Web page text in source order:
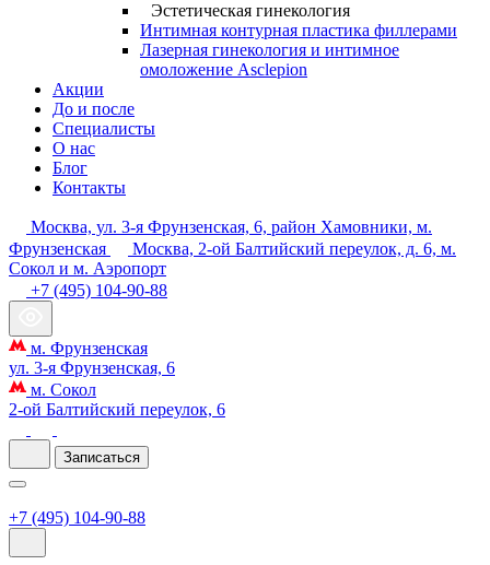
Эстетическая гинекология
Интимная контурная пластика филлерами
Лазерная гинекология и интимное
омоложение Asclepion
Акции
До и после
Специалисты
О нас
Блог
Контакты
Москва, ул. 3-я Фрунзенская, 6, район Хамовники, м.
Фрунзенская
Москва, 2-ой Балтийский переулок, д. 6, м.
Сокол и м. Аэропорт
+7 (495) 104-90-88
м. Фрунзенская
ул. 3-я Фрунзенская, 6
м. Сокол
2-ой Балтийский переулок, 6
Записаться
+7 (495) 104-90-88